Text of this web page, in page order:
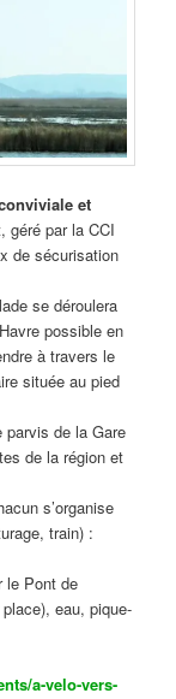
et
géré par la CCI
de sécurisation
se déroulera
possible en
à travers le
située au pied
parvis de la Gare
de la région et
s’organise
train) :
le Pont de
eau, pique-
a-velo-vers-